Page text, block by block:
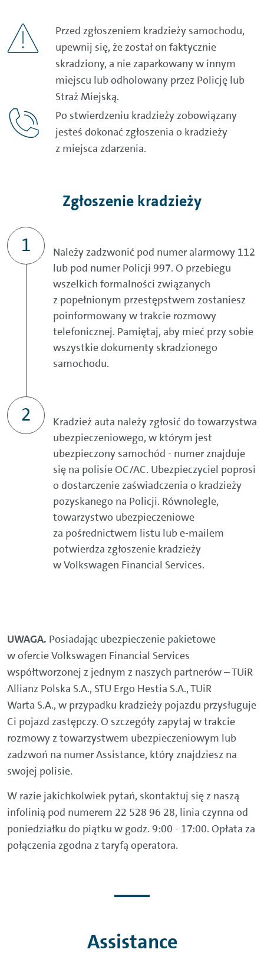
Przed zgłoszeniem kradzieży samochodu,
upewnij się, że został on faktycznie
skradziony, a nie zaparkowany w innym
miejscu lub odholowany przez Policję lub
Straż Miejską.
Po stwierdzeniu kradzieży zobowiązany
jesteś dokonać zgłoszenia o kradzieży
z miejsca zdarzenia.
Zgłoszenie kradzieży
Należy zadzwonić pod numer alarmowy 112
lub pod numer Policji 997. O przebiegu
wszelkich formalności związanych
z popełnionym przestępstwem zostaniesz
poinformowany w trakcie rozmowy
telefonicznej. Pamiętaj, aby mieć przy sobie
wszystkie dokumenty skradzionego
samochodu.
Kradzież auta należy zgłosić do towarzystwa
ubezpieczeniowego, w którym jest
ubezpieczony samochód - numer znajduje
się na polisie OC/AC. Ubezpieczyciel poprosi
o dostarczenie zaświadczenia o kradzieży
pozyskanego na Policji. Równolegle,
towarzystwo ubezpieczeniowe
za pośrednictwem listu lub e-mailem
potwierdza zgłoszenie kradzieży
w Volkswagen Financial Services.
UWAGA. Posiadając ubezpieczenie pakietowe
w ofercie Volkswagen Financial Services
współtworzonej z jednym z naszych partnerów – TUiR
Allianz Polska S.A., STU Ergo Hestia S.A., TUiR
Warta S.A., w przypadku kradzieży pojazdu przysługuje
Ci pojazd zastępczy. O szczegóły zapytaj w trakcie
rozmowy z towarzystwem ubezpieczeniowym lub
zadzwoń na numer Assistance, który znajdziesz na
swojej polisie.
W razie jakichkolwiek pytań, skontaktuj się z naszą
infolinią pod numerem 22 528 96 28, linia czynna od
poniedziałku do piątku w godz. 9:00 - 17:00. Opłata za
połączenia zgodna z taryfą operatora.
Assistance